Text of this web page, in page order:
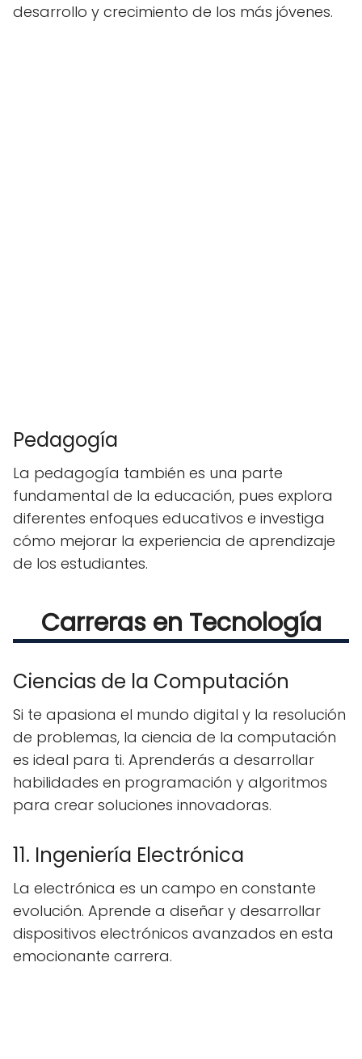
desarrollo y crecimiento de los más jóvenes.
Pedagogía
La pedagogía también es una parte
fundamental de la educación, pues explora
diferentes enfoques educativos e investiga
cómo mejorar la experiencia de aprendizaje
de los estudiantes.
Carreras en Tecnología
Ciencias de la Computación
Si te apasiona el mundo digital y la resolución
de problemas, la ciencia de la computación
es ideal para ti. Aprenderás a desarrollar
habilidades en programación y algoritmos
para crear soluciones innovadoras.
11. Ingeniería Electrónica
La electrónica es un campo en constante
evolución. Aprende a diseñar y desarrollar
dispositivos electrónicos avanzados en esta
emocionante carrera.